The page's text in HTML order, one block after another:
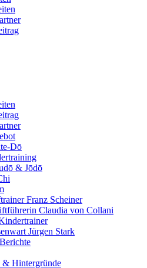
Dō
& Jōdō
Franz Scheiner
Claudia von Collani
Jürgen Stark
& Hintergründe